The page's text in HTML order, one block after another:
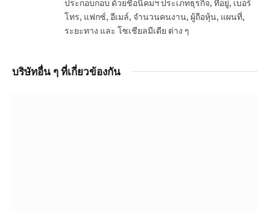
ประกอบกอบ ด้วยชื่อนิคมฯ ประเภทธุรกิจ, ที่อยู่, เบอร์
โทร, แฟกซ์, อีเมล์, จำนวนคนงาน, ผู้ถือหุ้น, แผนที่,
ระยะทาง และ โซเชียลมีเดีย ต่าง ๆ
บริษัทอื่น ๆ ที่เกี่ยวข้องกัน